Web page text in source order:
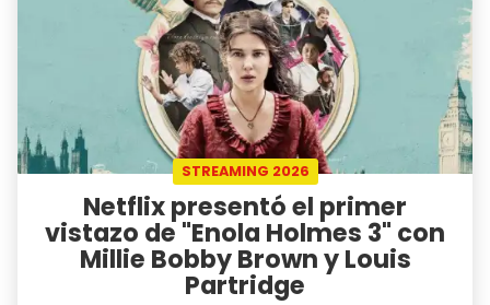
STREAMING 2026
Netflix presentó el primer
vistazo de "Enola Holmes 3" con
Millie Bobby Brown y Louis
Partridge